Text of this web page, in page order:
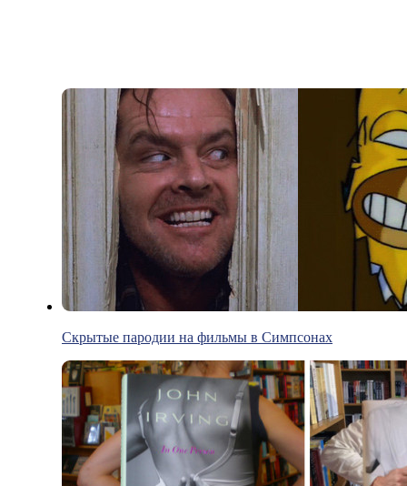
Скрытые пародии на фильмы в Симпсонах